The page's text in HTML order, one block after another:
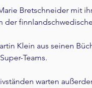
Bretschneider mit
der
Klein aus seinen
Teams.
warten